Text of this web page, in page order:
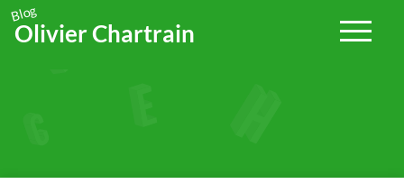
> Découvrez comment utiliser votre CPF pour financer votre
formation en français
Blog
Olivier Chartrain